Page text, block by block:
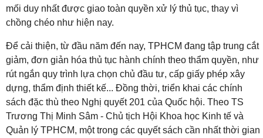
mối duy nhất được giao toàn quyền xử lý thủ tục, thay vì
chồng chéo như hiện nay.
Để cải thiện, từ đầu năm đến nay, TPHCM đang tập trung cắt
giảm, đơn giản hóa thủ tục hành chính theo thẩm quyền, như
rút ngắn quy trình lựa chọn chủ đầu tư, cấp giấy phép xây
dựng, thẩm định thiết kế... Đồng thời, triển khai các chính
sách đặc thù theo Nghị quyết 201 của Quốc hội. Theo TS
Trương Thị Minh Sâm - Chủ tịch Hội Khoa học Kinh tế và
Quản lý TPHCM, một trong các quyết sách cần nhất thời gian